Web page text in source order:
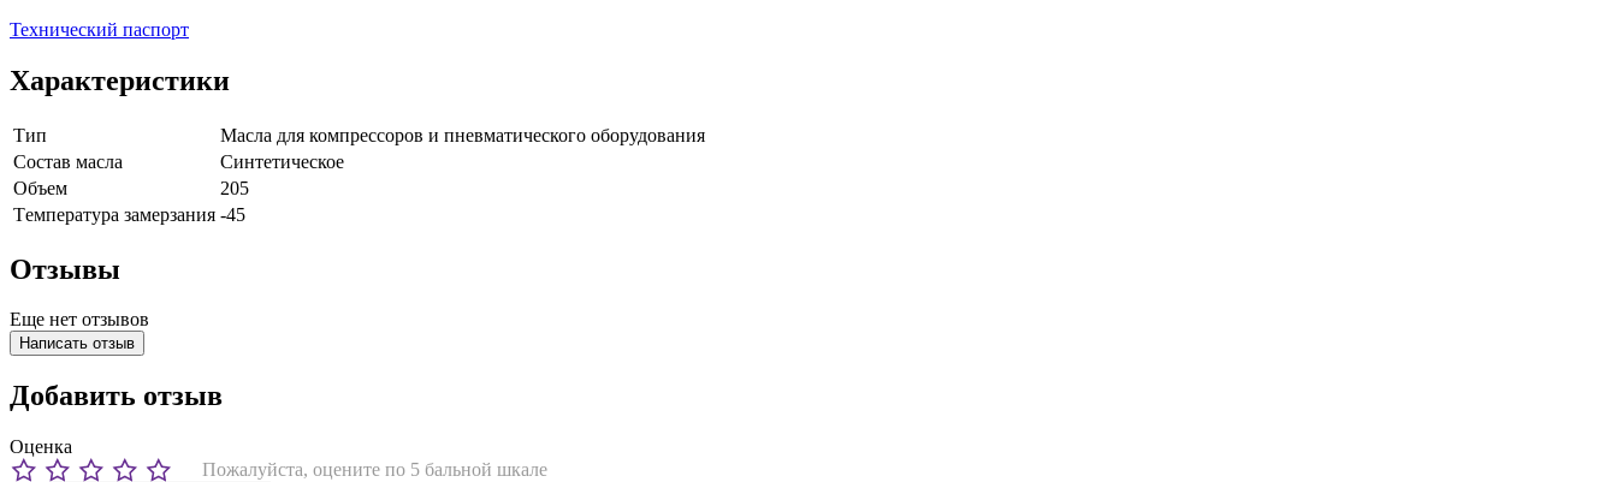
Технический паспорт
Характеристики
Тип
Масла для компрессоров и пневматического оборудования
Состав масла
Синтетическое
Объем
205
Tемпература замерзания -45
Отзывы
Еще нет отзывов
Написать отзыв
Добавить отзыв
Оценка
Пожалуйста, оцените по 5 бальной шкале